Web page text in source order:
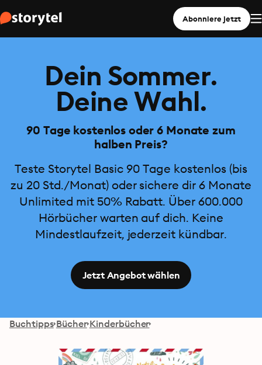
Abonniere jetzt
Dein Sommer.
Deine Wahl.
90 Tage kostenlos oder 6 Monate zum
halben Preis?
Teste Storytel Basic 90 Tage kostenlos (bis
zu 20 Std./Monat) oder sichere dir 6 Monate
Unlimited mit 50% Rabatt. Über 600.000
Hörbücher warten auf dich. Keine
Mindestlaufzeit, jederzeit kündbar.
Jetzt Angebot wählen
Buchtipps Bücher Kinderbücher